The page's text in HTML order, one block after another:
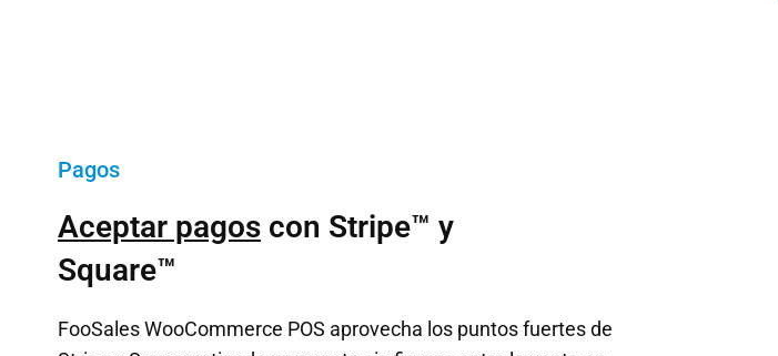
Pagos
Aceptar pagos con Stripe™ y
Square™
FooSales WooCommerce POS aprovecha los puntos fuertes de